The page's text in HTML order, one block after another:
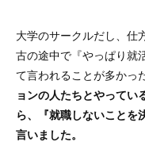
大学のサークルだし、仕
古の途中で『やっぱり就
て言われることが多かっ
ョンの人たちとやってい
ら、『就職しないことを
言いました。